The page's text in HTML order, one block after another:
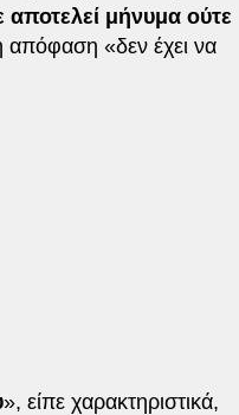
αποτελεί μήνυμα ούτε
απόφαση «δεν έχει να
», είπε χαρακτηριστικά,